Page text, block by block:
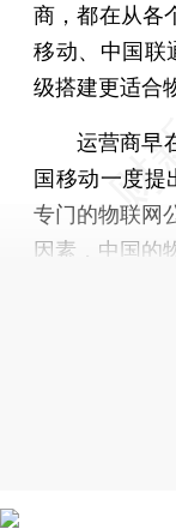
商，都在从各
移动、中国联
级搭建更适合
运营商早在
国移动一度提
专门的物联网
因素，中国的